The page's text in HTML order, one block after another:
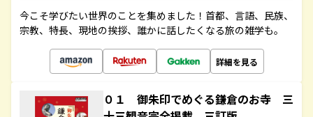
今こそ学びたい世界のことを集めました！首都、言語、民族、
宗教、特長、現地の挨拶、誰かに話したくなる旅の雑学も。
詳細を見る
０１ 御朱印でめぐる鎌倉のお寺 三